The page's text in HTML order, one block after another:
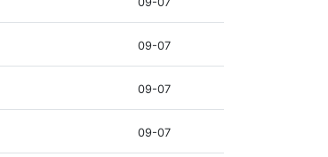
09-07
09-07
09-07